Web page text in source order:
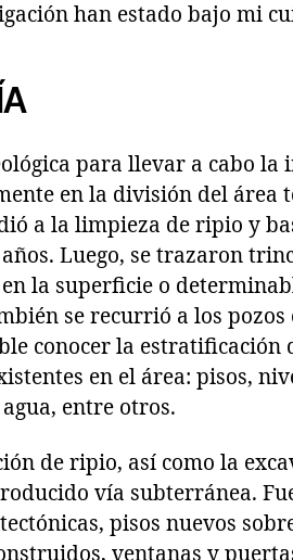
han estado bajo mi
para llevar a cabo la
en la división del área
a la limpieza de ripio y
Luego, se trazaron
la superficie o
se recurrió a los
conocer la estratificación
en el área: pisos,
entre otros.
de ripio, así como la
vía subterránea.
pisos nuevos